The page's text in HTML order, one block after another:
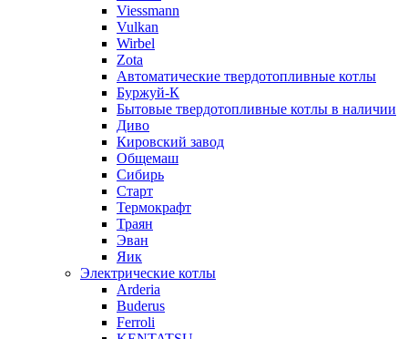
Viessmann
Vulkan
Wirbel
Zota
Автоматические твердотопливные котлы
Буржуй-К
Бытовые твердотопливные котлы в наличии
Диво
Кировский завод
Общемаш
Сибирь
Старт
Термокрафт
Траян
Эван
Яик
Электрические котлы
Arderia
Buderus
Ferroli